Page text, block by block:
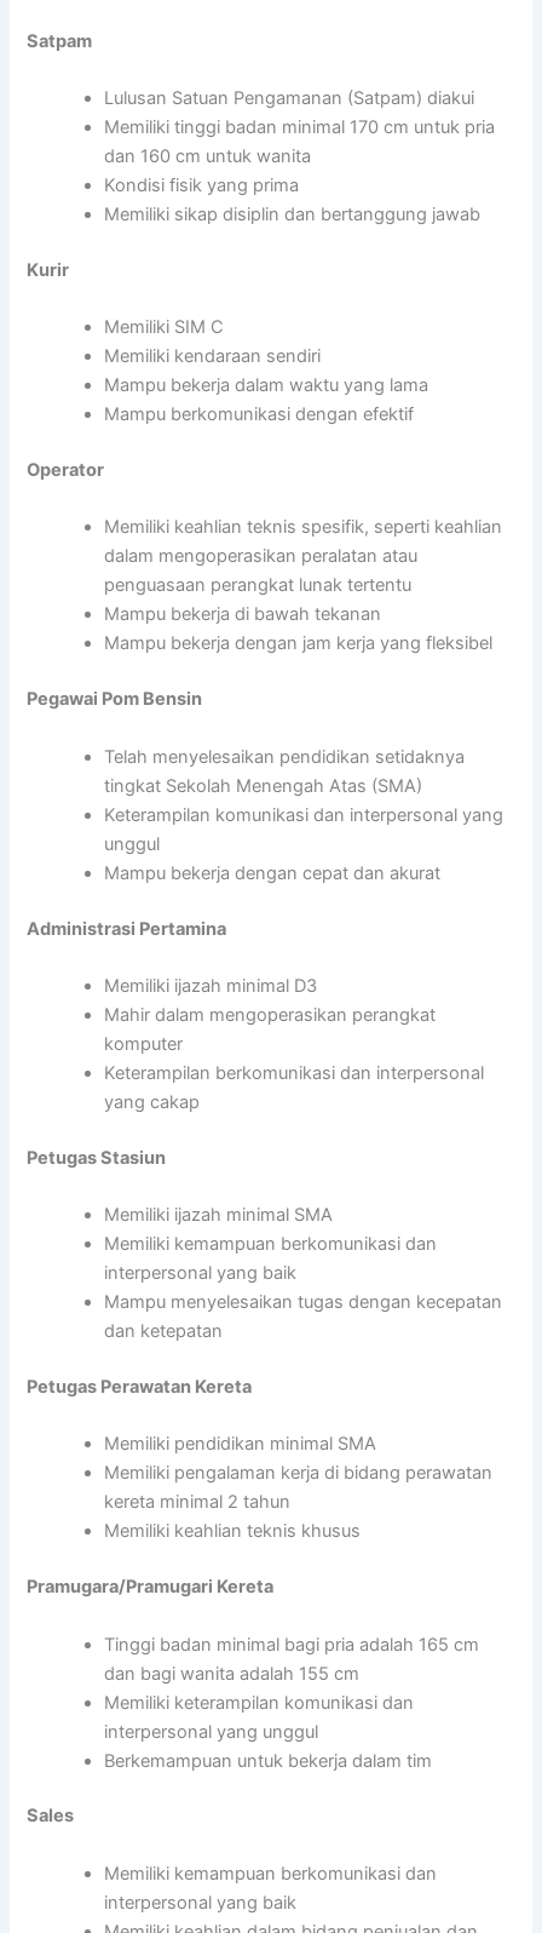
Satpam
Lulusan Satuan Pengamanan (Satpam) diakui
Memiliki tinggi badan minimal 170 cm untuk pria
dan 160 cm untuk wanita
Kondisi fisik yang prima
Memiliki sikap disiplin dan bertanggung jawab
Kurir
Memiliki SIM C
Memiliki kendaraan sendiri
Mampu bekerja dalam waktu yang lama
Mampu berkomunikasi dengan efektif
Operator
Memiliki keahlian teknis spesifik, seperti keahlian
dalam mengoperasikan peralatan atau
penguasaan perangkat lunak tertentu
Mampu bekerja di bawah tekanan
Mampu bekerja dengan jam kerja yang fleksibel
Pegawai Pom Bensin
Telah menyelesaikan pendidikan setidaknya
tingkat Sekolah Menengah Atas (SMA)
Keterampilan komunikasi dan interpersonal yang
unggul
Mampu bekerja dengan cepat dan akurat
Administrasi Pertamina
Memiliki ijazah minimal D3
Mahir dalam mengoperasikan perangkat
komputer
Keterampilan berkomunikasi dan interpersonal
yang cakap
Petugas Stasiun
Memiliki ijazah minimal SMA
Memiliki kemampuan berkomunikasi dan
interpersonal yang baik
Mampu menyelesaikan tugas dengan kecepatan
dan ketepatan
Petugas Perawatan Kereta
Memiliki pendidikan minimal SMA
Memiliki pengalaman kerja di bidang perawatan
kereta minimal 2 tahun
Memiliki keahlian teknis khusus
Pramugara/Pramugari Kereta
Tinggi badan minimal bagi pria adalah 165 cm
dan bagi wanita adalah 155 cm
Memiliki keterampilan komunikasi dan
interpersonal yang unggul
Berkemampuan untuk bekerja dalam tim
Sales
Memiliki kemampuan berkomunikasi dan
interpersonal yang baik